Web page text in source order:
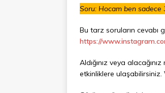
Soru: Hocam ben sadece
Bu tarz soruların
https://
Aldığınız veya
etkinliklere